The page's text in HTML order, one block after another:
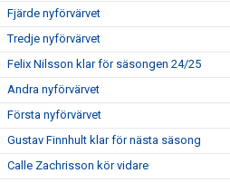
Fjärde nyförvärvet
Tredje nyförvärvet
Felix Nilsson klar för säsongen 24/25
Andra nyförvärvet
Första nyförvärvet
Gustav Finnhult klar för nästa säsong
Calle Zachrisson kör vidare